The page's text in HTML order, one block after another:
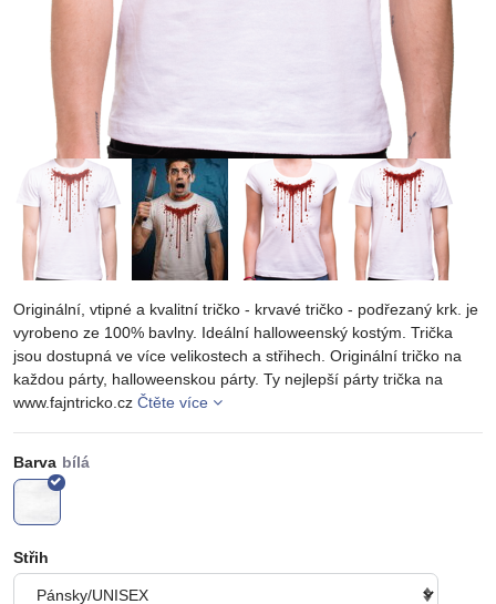
Originální, vtipné a kvalitní tričko - krvavé tričko - podřezaný krk. je
vyrobeno ze 100% bavlny. Ideální halloweenský kostým. Trička
jsou dostupná ve více velikostech a střihech. Originální tričko na
každou párty, halloweenskou párty. Ty nejlepší párty trička na
www.fajntricko.cz Čtěte více
Barva
Střih